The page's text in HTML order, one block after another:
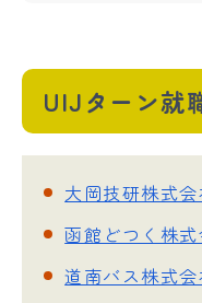
UIJターン就
大岡技研株式会
函館どつく株
道南バス株式会